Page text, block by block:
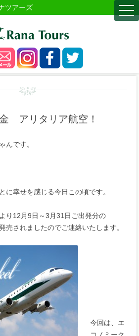
ツアーズ
アリタリア航空！
んです。
に幸せを感じる今日この頃です。
り12月9日～3月31日ご出発分の
売されましたのでご連絡いたします。
今回は、エ